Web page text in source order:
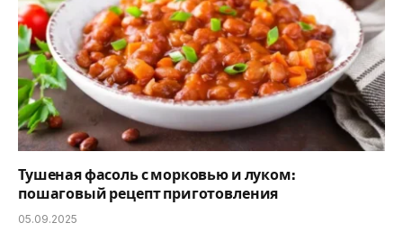
Тушеная фасоль с морковью и луком:
пошаговый рецепт приготовления
05.09.2025